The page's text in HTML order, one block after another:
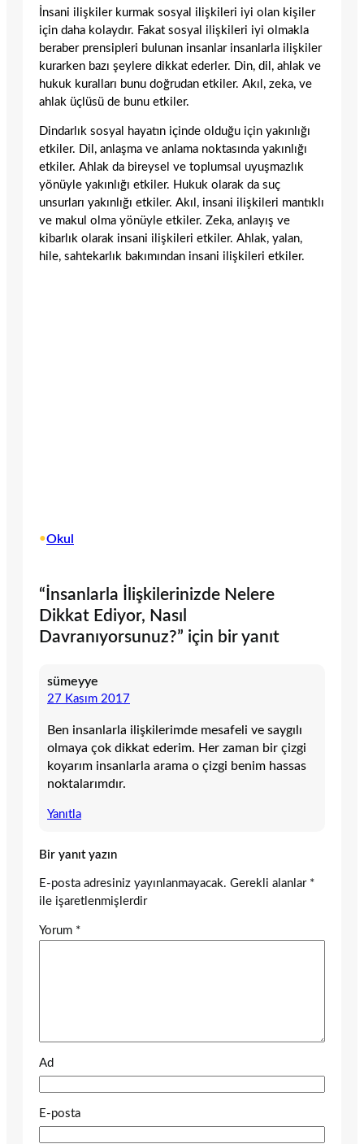
İnsani ilişkiler kurmak sosyal ilişkileri iyi olan kişiler
için daha kolaydır. Fakat sosyal ilişkileri iyi olmakla
beraber prensipleri bulunan insanlar insanlarla ilişkiler
kurarken bazı şeylere dikkat ederler. Din, dil, ahlak ve
hukuk kuralları bunu doğrudan etkiler. Akıl, zeka, ve
ahlak üçlüsü de bunu etkiler.
Dindarlık sosyal hayatın içinde olduğu için yakınlığı
etkiler. Dil, anlaşma ve anlama noktasında yakınlığı
etkiler. Ahlak da bireysel ve toplumsal uyuşmazlık
yönüyle yakınlığı etkiler. Hukuk olarak da suç
unsurları yakınlığı etkiler. Akıl, insani ilişkileri mantıklı
ve makul olma yönüyle etkiler. Zeka, anlayış ve
kibarlık olarak insani ilişkileri etkiler. Ahlak, yalan,
hile, sahtekarlık bakımından insani ilişkileri etkiler.
•Okul
“İnsanlarla İlişkilerinizde Nelere
Dikkat Ediyor, Nasıl
Davranıyorsunuz?” için bir yanıt
sümeyye
27 Kasım 2017
Ben insanlarla ilişkilerimde mesafeli ve saygılı
olmaya çok dikkat ederim. Her zaman bir çizgi
koyarım insanlarla arama o çizgi benim hassas
noktalarımdır.
Yanıtla
Bir yanıt yazın
E-posta adresiniz yayınlanmayacak. Gerekli alanlar *
ile işaretlenmişlerdir
Yorum *
Ad
E-posta